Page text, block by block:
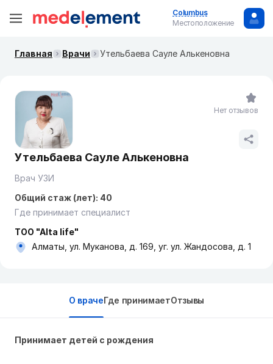
Columbus
Местоположение
Главная Врачи Утельбаева Сауле Алькеновна
Утельбаева Сауле Алькеновна
Врач УЗИ
Общий стаж (лет): 40
Где принимает специалист
TOO "Alta life"
Алматы, ул. Муканова, д. 169, уг. ул. Жандосова, д. 1
Нет отзывов
О врачеГде принимаетОтзывы
Принимает детей с рождения